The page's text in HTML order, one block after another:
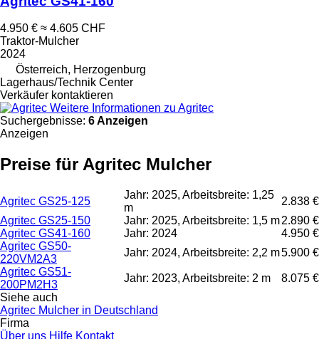
4.950 € ≈ 4.605 CHF
Traktor-Mulcher
2024
Österreich, Herzogenburg
Lagerhaus/Technik Center
Verkäufer kontaktieren
Weitere Informationen zu Agritec
Suchergebnisse: 6 Anzeigen
Anzeigen
Preise für Agritec Mulcher
Agritec GS25-125
Jahr: 2025, Arbeitsbreite: 1,25
m
2.838 €
Agritec GS25-150
Jahr: 2025, Arbeitsbreite: 1,5 m2.890 €
Agritec GS41-160
Jahr: 2024
4.950 €
Agritec GS50-
220VM2A3
Jahr: 2024, Arbeitsbreite: 2,2 m5.900 €
Agritec GS51-
200PM2H3
Jahr: 2023, Arbeitsbreite: 2 m
8.075 €
Siehe auch
Agritec Mulcher in Deutschland
Firma
Über uns Hilfe Kontakt